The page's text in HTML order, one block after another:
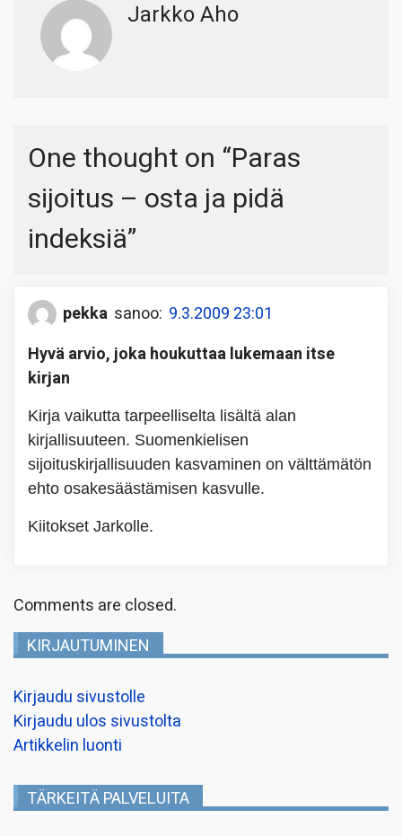
Jarkko Aho
One thought on “Paras
sijoitus – osta ja pidä
indeksiä”
pekka sanoo: 9.3.2009 23:01
Hyvä arvio, joka houkuttaa lukemaan itse
kirjan
Kirja vaikutta tarpeelliselta lisältä alan
kirjallisuuteen. Suomenkielisen
sijoituskirjallisuuden kasvaminen on välttämätön
ehto osakesäästämisen kasvulle.
Kiitokset Jarkolle.
Comments are closed.
KIRJAUTUMINEN
Kirjaudu sivustolle
Kirjaudu ulos sivustolta
Artikkelin luonti
TÄRKEITÄ PALVELUITA